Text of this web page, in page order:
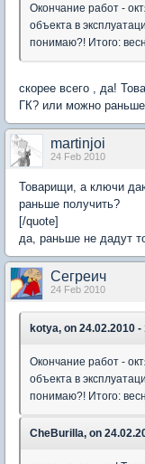
Окончание работ -
объекта в
понимаю?! Итого:
скорее всего , да!
ГК? или можно
martinjoi
24 Feb 2010
Товарищи, а ключи
раньше получить?
[/quote]
да, раньше не дадут
Сегреич
24 Feb 2010
kotya, on 24.02.2010 -
Окончание работ -
объекта в
понимаю?! Итого:
CheBurilla, on